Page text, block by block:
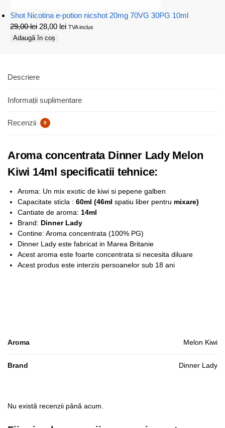
Shot Nicotina e-potion nicshot 20mg 70VG 30PG 10ml
29,00lei 28,00 lei TVA inclus
Adaugă în coș
Descriere
Informații suplimentare
Recenzii 0
Aroma concentrata Dinner Lady Melon
Kiwi 14ml specificatii tehnice:
Aroma: Un mix exotic de kiwi si pepene galben
Capacitate sticla : 60ml (46ml spatiu liber pentru mixare)
Cantiate de aroma: 14ml
Brand: Dinner Lady
Contine: Aroma concentrata (100% PG)
Dinner Lady este fabricat in Marea Britanie
Acest aroma este foarte concentrata si necesita diluare
Acest produs este interzis persoanelor sub 18 ani
Aroma Melon Kiwi
Brand Dinner Lady
Nu există recenzii până acum.